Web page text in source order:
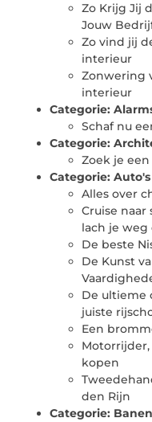
Zo Krijg Jij
Jouw
Zo vind jij
interieur
Zonwering
interieur
Categorie:
Schaf nu
Categorie:
Zoek je
Categorie:
Alles over
Cruise naar
lach je weg
De beste
De Kunst
De ultieme
juiste
Een
kopen
den Rijn
Categorie: